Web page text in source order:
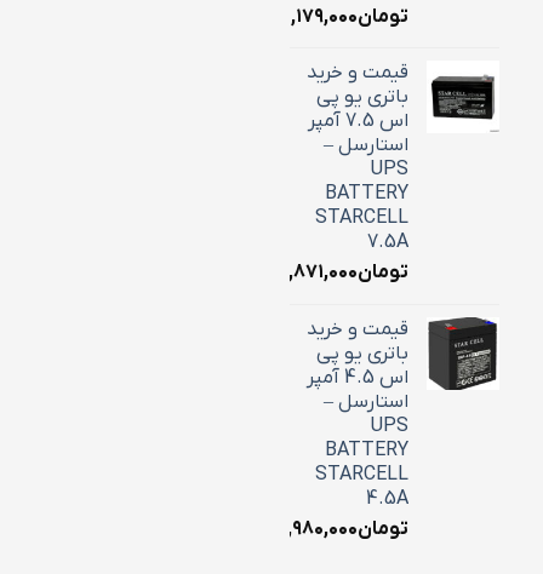
تومان۳,۱۷۹,۰۰۰
قیمت و خرید
باتری یو پی
اس 7.5 آمپر
استارسل –
UPS
BATTERY
STARCELL
7.5A
تومان۲,۸۷۱,۰۰۰
قیمت و خرید
باتری یو پی
اس 4.5 آمپر
استارسل –
UPS
BATTERY
STARCELL
4.5A
تومان۱,۹۸۰,۰۰۰